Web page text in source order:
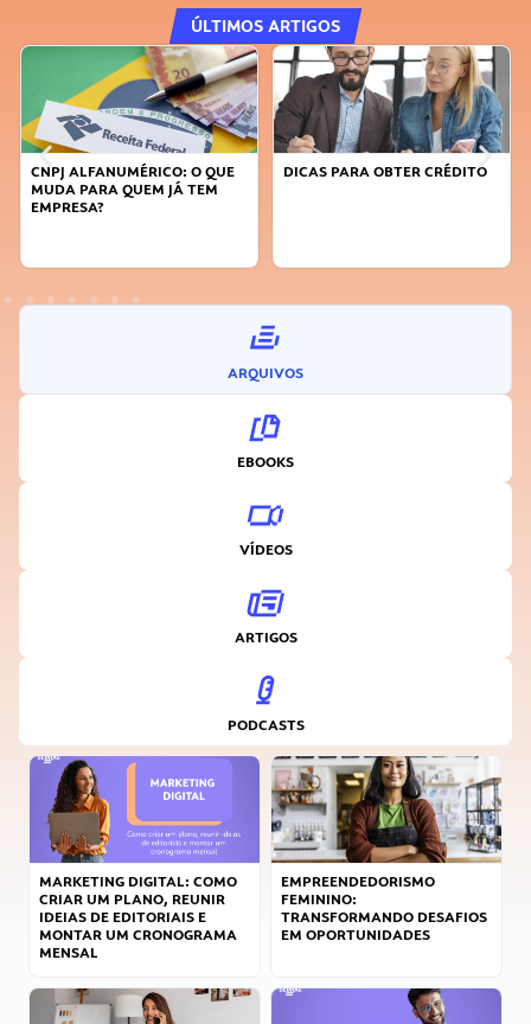
ÚLTIMOS ARTIGOS
CNPJ ALFANUMÉRICO: O QUE
MUDA PARA QUEM JÁ TEM
EMPRESA?
DICAS PARA OBTER CRÉDITO
ARQUIVOS
EBOOKS
VÍDEOS
ARTIGOS
PODCASTS
MARKETING DIGITAL: COMO
CRIAR UM PLANO, REUNIR
IDEIAS DE EDITORIAIS E
MONTAR UM CRONOGRAMA
MENSAL
EMPREENDEDORISMO
FEMININO:
TRANSFORMANDO DESAFIOS
EM OPORTUNIDADES